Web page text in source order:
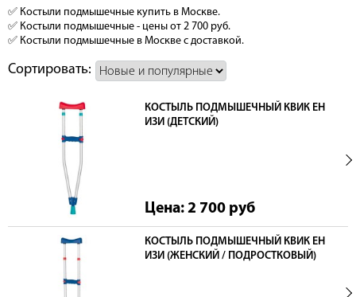
✅ Костыли подмышечные купить в Москве.
✅ Костыли подмышечные - цены от 2 700 руб.
✅ Костыли подмышечные в Москве с доставкой.
Сортировать:
КОСТЫЛЬ ПОДМЫШЕЧНЫЙ КВИК ЕН
ИЗИ (ДЕТСКИЙ)
Цена: 2 700 руб
КОСТЫЛЬ ПОДМЫШЕЧНЫЙ КВИК ЕН
ИЗИ (ЖЕНСКИЙ / ПОДРОСТКОВЫЙ)